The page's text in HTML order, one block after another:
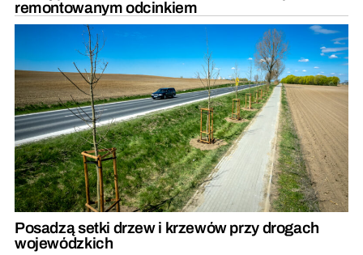
remontowanym odcinkiem
Posadzą setki drzew i krzewów przy drogach
wojewódzkich